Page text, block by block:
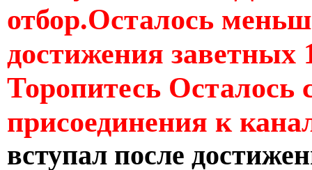
отбор.Осталось
достижения заветных
Торопитесь Осталось
присоединения к
вступал после